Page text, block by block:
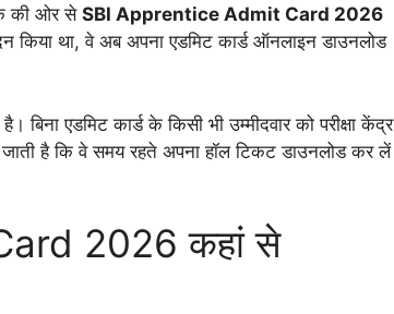
की ओर से SBI Apprentice Admit Card 2026
किया था, वे अब अपना एडमिट कार्ड ऑनलाइन डाउनलोड
बिना एडमिट कार्ड के किसी भी उम्मीदवार को परीक्षा केंद्र
जाती है कि वे समय रहते अपना हॉल टिकट डाउनलोड कर लें
2026 कहां से